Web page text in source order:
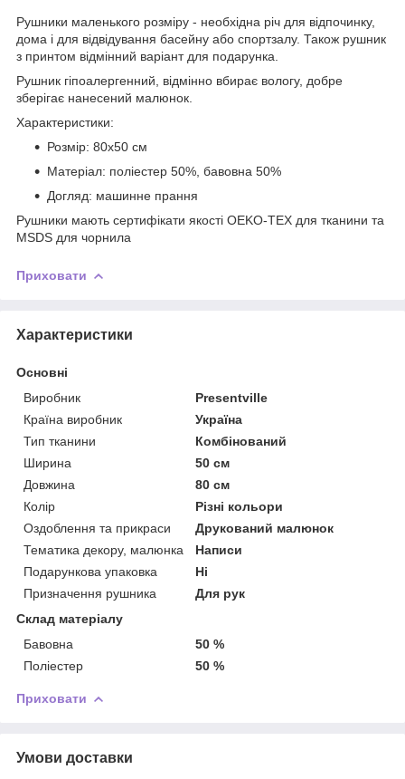
Рушники маленького розміру - необхідна річ для відпочинку,
дома і для відвідування басейну або спортзалу. Також рушник
з принтом відмінний варіант для подарунка.
Рушник гіпоалергенний, відмінно вбирає вологу, добре
зберігає нанесений малюнок.
Характеристики:
Розмір: 80х50 см
Матеріал: поліестер 50%, бавовна 50%
Догляд: машинне прання
Рушники мають сертифікати якості OEKO-TEX для тканини та
MSDS для чорнила
Приховати
Характеристики
Основні
Виробник
Presentville
Країна виробник
Україна
Тип тканини
Комбінований
Ширина
50 см
Довжина
80 см
Колір
Різні кольори
Оздоблення та прикраси
Друкований малюнок
Тематика декору, малюнка
Написи
Подарункова упаковка
Ні
Призначення рушника
Для рук
Склад матеріалу
Бавовна
50 %
Поліестер
50 %
Приховати
Умови доставки